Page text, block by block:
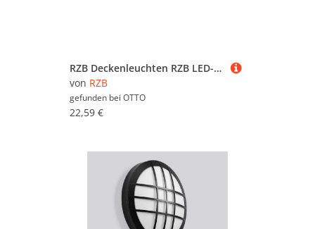
RZB Deckenleuchten RZB LED-Slim-Downlight 901695.002
von RZB
gefunden bei OTTO
22,59 €